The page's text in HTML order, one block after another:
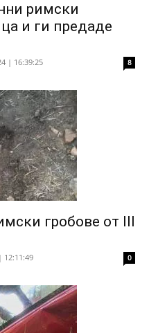
римски
и ги предаде
| 16:39:25 8
гробове от III
12:11:49 0